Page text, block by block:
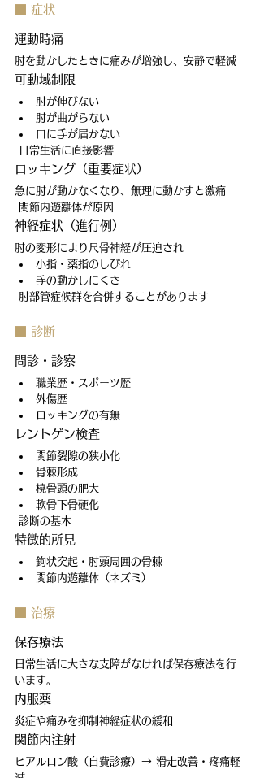
■ 症状
運動時痛
肘を動かしたときに痛みが増強し、安静で軽減
可動域制限
肘が伸びない
肘が曲がらない
口に手が届かない
日常生活に直接影響
ロッキング（重要症状）
急に肘が動かなくなり、無理に動かすと激痛
関節内遊離体が原因
神経症状（進行例）
肘の変形により尺骨神経が圧迫され
小指・薬指のしびれ
手の動かしにくさ
肘部管症候群を合併することがあります
■ 診断
問診・診察
職業歴・スポーツ歴
外傷歴
ロッキングの有無
レントゲン検査
関節裂隙の狭小化
骨棘形成
橈骨頭の肥大
軟骨下骨硬化
診断の基本
特徴的所見
鉤状突起・肘頭周囲の骨棘
関節内遊離体（ネズミ）
■ 治療
保存療法
日常生活に大きな支障がなければ保存療法を行
います。
内服薬
炎症や痛みを抑制神経症状の緩和
関節内注射
ヒアルロン酸（自費診療）→ 滑走改善・疼痛軽